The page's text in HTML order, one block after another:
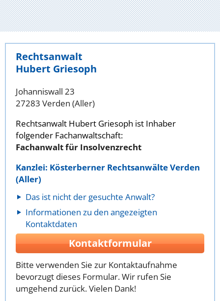
Rechtsanwalt
Hubert Griesoph
Johanniswall 23
27283 Verden (Aller)
Rechtsanwalt Hubert Griesoph ist Inhaber
folgender Fachanwaltschaft:
Fachanwalt für Insolvenzrecht
Kanzlei: Kösterberner Rechtsanwälte Verden
(Aller)
Das ist nicht der gesuchte Anwalt?
Informationen zu den angezeigten
Kontaktdaten
Kontaktformular
Bitte verwenden Sie zur Kontaktaufnahme
bevorzugt dieses Formular. Wir rufen Sie
umgehend zurück. Vielen Dank!